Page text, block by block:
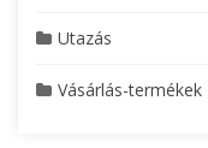
Utazás
Vásárlás-termékek